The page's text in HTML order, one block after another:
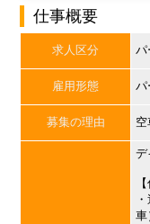
仕事概要
求人区分 パ
雇用形態 パ
募集の理由
デ
車